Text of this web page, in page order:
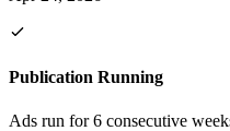
Publication Running
Ads run for 6 consecutive